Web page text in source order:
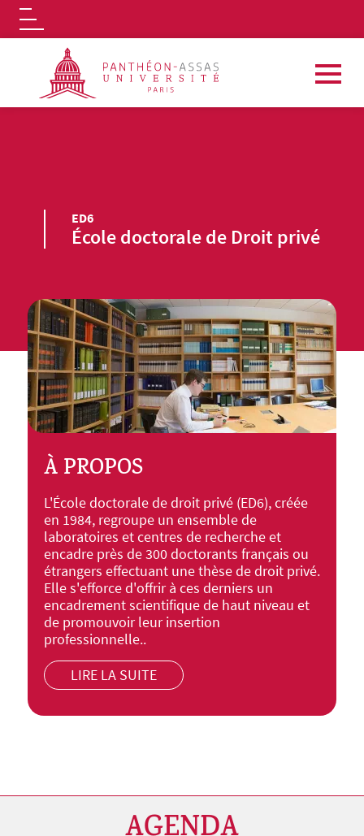
Logo
ED6
École doctorale de Droit privé
À PROPOS
L'École doctorale de droit privé (ED6), créée
en 1984, regroupe un ensemble de
laboratoires et centres de recherche et
encadre près de 300 doctorants français ou
étrangers effectuant une thèse de droit privé.
Elle s'efforce d'offrir à ces derniers un
encadrement scientifique de haut niveau et
de promouvoir leur insertion
professionnelle..
LIRE LA SUITE